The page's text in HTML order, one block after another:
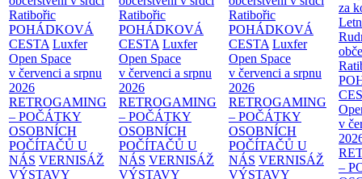
Ratibořic
POHÁDKOVÁ
CESTA Luxfer
Open Space
v červenci a srpnu
2026
RETROGAMING
– POČÁTKY
OSOBNÍCH
POČÍTAČŮ U
NÁS VERNISÁŽ
VÝSTAVY
Ratibořic
POHÁDKOVÁ
CESTA Luxfer
Open Space
v červenci a srpnu
2026
RETROGAMING
– POČÁTKY
OSOBNÍCH
POČÍTAČŮ U
NÁS VERNISÁŽ
VÝSTAVY
Ratibořic
POHÁDKOVÁ
CESTA Luxfer
Open Space
v červenci a srpnu
2026
RETROGAMING
– POČÁTKY
OSOBNÍCH
POČÍTAČŮ U
NÁS VERNISÁŽ
VÝSTAVY
za
v
–